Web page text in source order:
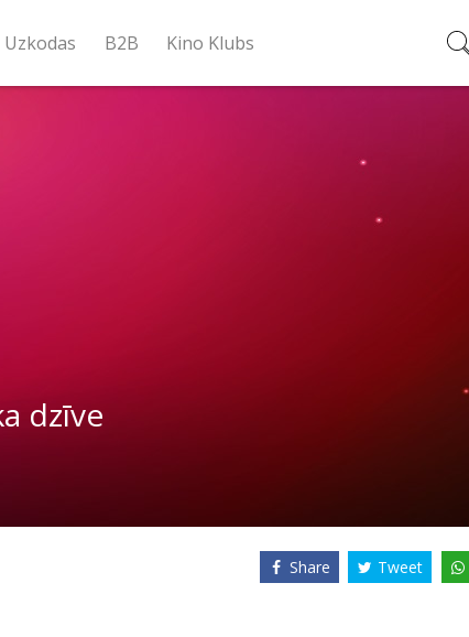
Uzkodas B2B Kino Klubs
dzīve
Share Tweet